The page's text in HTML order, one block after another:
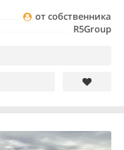
от собственника
R5Group